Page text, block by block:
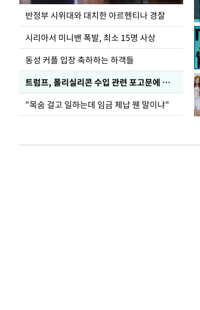
반정부 시위대와 대치한 아르헨티나 경찰
시리아서 미니밴 폭발, 최소 15명 사상
동성 커플 입장 축하하는 하객들
트럼프, 폴리실리콘 수입 관련 포고문에 서명
"목숨 걸고 일하는데 임금 체납 웬 말이냐"